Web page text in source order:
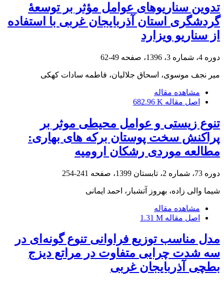
تدوین سناریوهای عوامل مؤثر بر توسعۀ
گردشگری استان آذربایجان غربی با استفاده
از سناریو ویزارد
دوره 4، شماره 3، 1396، صفحه 49-62
میر نجف موسوی، اسحاق جلالیان، فاطمه سادات کهکی
مشاهده مقاله
اصل مقاله 682.96 K
تنوع زیستی و عوامل محیطی موثر بر
پراکنش سخت پوستان برکه های بهاری:
مطالعه موردی رشکان ارومیه
دوره 73، شماره 2، تابستان 1399، صفحه 241-254
شیما والی زاده، بهروز آتشبار، احمد ایمانی
مشاهده مقاله
اصل مقاله 1.31 M
مدل مناسب توزیع فراوانی تنوع گونه‌ای در
سه شدت چرایی متفاوت در مراتع دیزج
بطچی آذربایجان غربی